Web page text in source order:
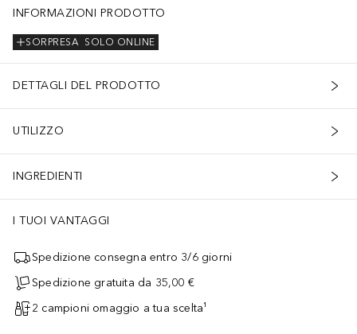
INFORMAZIONI PRODOTTO
SOLO ONLINE
SORPRESA
DETTAGLI DEL PRODOTTO
UTILIZZO
INGREDIENTI
I TUOI VANTAGGI
Spedizione consegna entro 3/6 giorni
Spedizione gratuita da 35,00 €
2 campioni omaggio a tua scelta¹